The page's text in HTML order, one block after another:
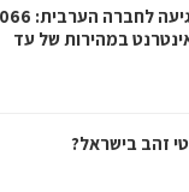
מהפכת הסיבים מגיעה לחברה הערבית: 066
במהירות של עד
זהב בישראל?